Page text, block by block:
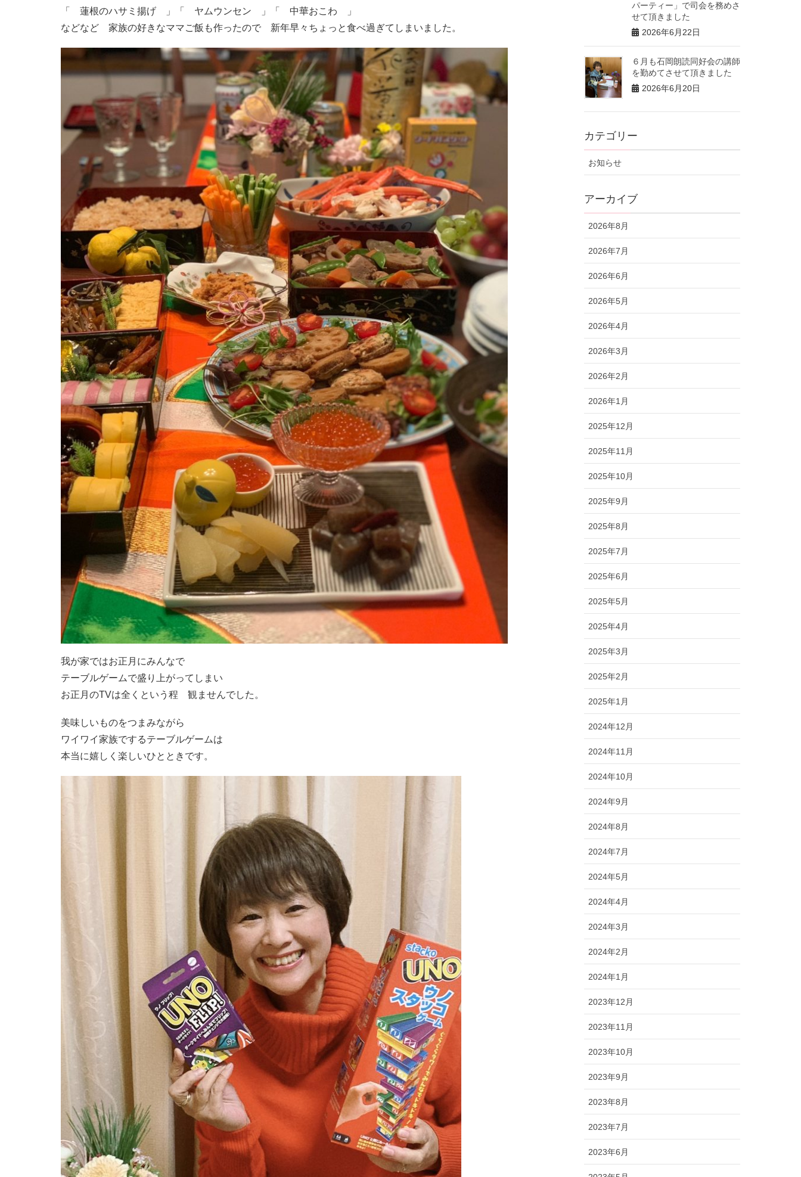
「 蓮根のハサミ揚げ 」「 ヤムウンセン 」「 中華おこわ 」
などなど 家族の好きなママご飯も作ったので 新年早々ちょっと食べ過ぎてしまいました。
我が家ではお正月にみんなで
テーブルゲームで盛り上がってしまい
お正月のTVは全くという程 観ませんでした。
美味しいものをつまみながら
ワイワイ家族でするテーブルゲームは
本当に嬉しく楽しいひとときです。
パーティー」で司会を務めさ
せて頂きました
2026年6月22日
６月も石岡朗読同好会の講師
を勤めてさせて頂きました
2026年6月20日
カテゴリー
お知らせ
アーカイブ
2026年8月
2026年7月
2026年6月
2026年5月
2026年4月
2026年3月
2026年2月
2026年1月
2025年12月
2025年11月
2025年10月
2025年9月
2025年8月
2025年7月
2025年6月
2025年5月
2025年4月
2025年3月
2025年2月
2025年1月
2024年12月
2024年11月
2024年10月
2024年9月
2024年8月
2024年7月
2024年5月
2024年4月
2024年3月
2024年2月
2024年1月
2023年12月
2023年11月
2023年10月
2023年9月
2023年8月
2023年7月
2023年6月